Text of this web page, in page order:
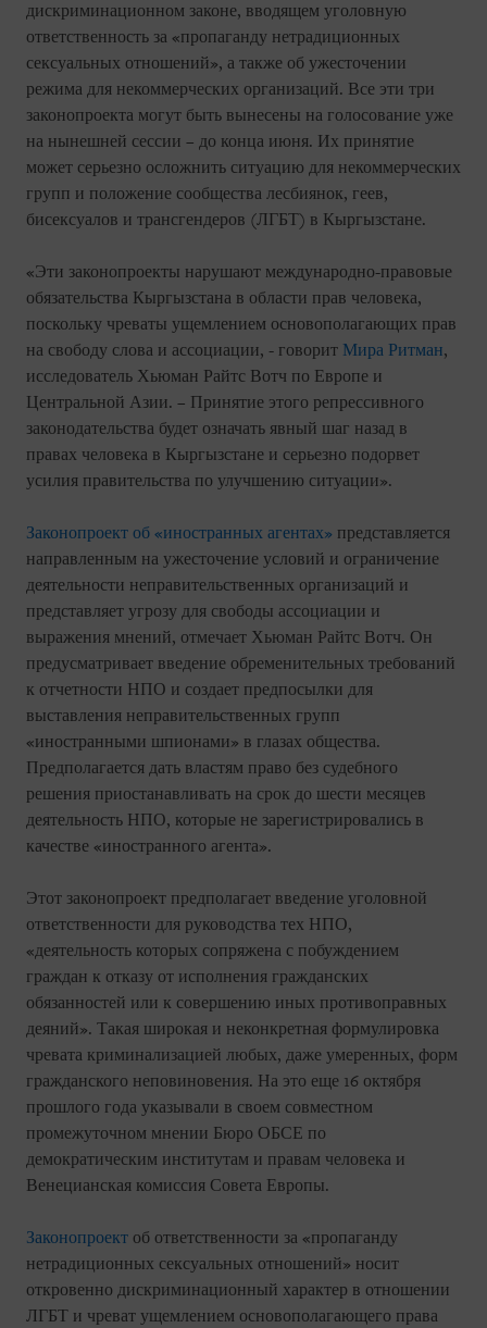
дискриминационном законе, вводящем уголовную
ответственность за «пропаганду нетрадиционных
сексуальных отношений», а также об ужесточении
режима для некоммерческих организаций. Все эти три
законопроекта могут быть вынесены на голосование уже
на нынешней сессии – до конца июня. Их принятие
может серьезно осложнить ситуацию для некоммерческих
групп и положение сообщества лесбиянок, геев,
бисексуалов и трансгендеров (ЛГБТ) в Кыргызстане.
«Эти законопроекты нарушают международно-правовые
обязательства Кыргызстана в области прав человека,
поскольку чреваты ущемлением основополагающих прав
на свободу слова и ассоциации, - говорит Мира Ритман,
исследователь Хьюман Райтс Вотч по Европе и
Центральной Азии. – Принятие этого репрессивного
законодательства будет означать явный шаг назад в
правах человека в Кыргызстане и серьезно подорвет
усилия правительства по улучшению ситуации».
Законопроект об «иностранных агентах» представляется
направленным на ужесточение условий и ограничение
деятельности неправительственных организаций и
представляет угрозу для свободы ассоциации и
выражения мнений, отмечает Хьюман Райтс Вотч. Он
предусматривает введение обременительных требований
к отчетности НПО и создает предпосылки для
выставления неправительственных групп
«иностранными шпионами» в глазах общества.
Предполагается дать властям право без судебного
решения приостанавливать на срок до шести месяцев
деятельность НПО, которые не зарегистрировались в
качестве «иностранного агента».
Этот законопроект предполагает введение уголовной
ответственности для руководства тех НПО,
«деятельность которых сопряжена с побуждением
граждан к отказу от исполнения гражданских
обязанностей или к совершению иных противоправных
деяний». Такая широкая и неконкретная формулировка
чревата криминализацией любых, даже умеренных, форм
гражданского неповиновения. На это еще 16 октября
прошлого года указывали в своем совместном
промежуточном мнении Бюро ОБСЕ по
демократическим институтам и правам человека и
Венецианская комиссия Совета Европы.
Законопроект об ответственности за «пропаганду
нетрадиционных сексуальных отношений» носит
откровенно дискриминационный характер в отношении
ЛГБТ и чреват ущемлением основополагающего права